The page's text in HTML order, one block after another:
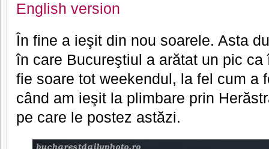
English version
În fine a ieşit din nou soarele. Asta
în care Bucureştiul a arătat un pic
fie soare tot weekendul, la fel cum a
când am ieşit la plimbare prin
pe care le postez astăzi.